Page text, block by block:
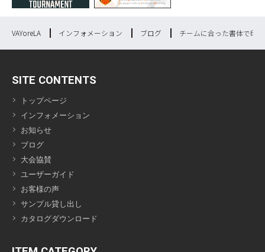
VAYoreLA インフォメーション ブログ チームに合った書体で印
SITE CONTENTS
トップページ
インフォメーション
お知らせ
ブログ
大会協賛
ユーザーガイド
お客様の声
サンプル貸し出し
カタログダウンロード